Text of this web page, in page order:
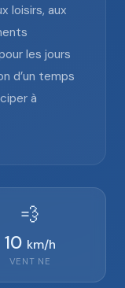
loisirs, aux
les jours
d’un temps
à
💨
10 km/h
VENT NE